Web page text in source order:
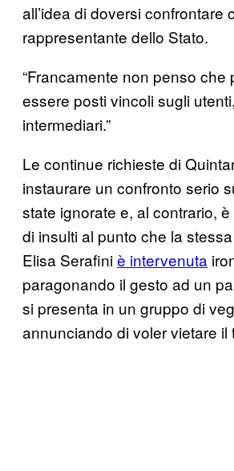
all’idea di doversi confrontare
rappresentante dello Stato.
“Francamente non penso che
essere posti vincoli sugli
intermediari.”
Le continue richieste di
instaurare un confronto serio
state ignorate e, al contrario,
di insulti al punto che la
Elisa Serafiniè intervenuta
paragonando il gesto ad un
si presenta in un gruppo di
annunciando di voler vietare il